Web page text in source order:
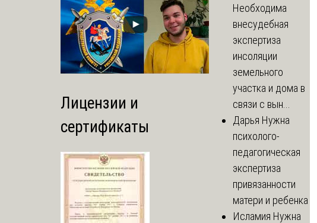
Лицензии и
сертификаты
Необходима
внесудебная
экспертиза
инсоляции
земельного
участка и дома в
связи с вын...
Дарья Нужна
психолого-
педагогическая
экспертиза
привязанности
матери и ребенка
Исламия Нужна